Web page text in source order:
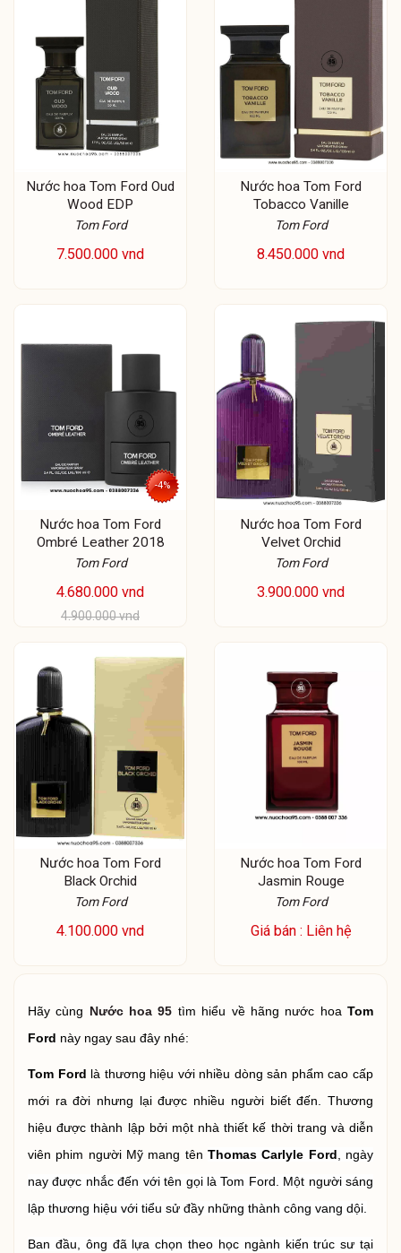
Nước hoa Tom Ford Oud
Wood EDP
Tom Ford
7.500.000 vnd
Nước hoa Tom Ford
Tobacco Vanille
Tom Ford
8.450.000 vnd
-4%
Nước hoa Tom Ford
Ombré Leather 2018
Tom Ford
4.680.000 vnd
4.900.000 vnd
Nước hoa Tom Ford
Velvet Orchid
Tom Ford
3.900.000 vnd
Nước hoa Tom Ford
Black Orchid
Tom Ford
4.100.000 vnd
Nước hoa Tom Ford
Jasmin Rouge
Tom Ford
Giá bán : Liên hệ
Hãy cùng Nước hoa 95 tìm hiểu về hãng nước hoaTom
Ford này ngay sau đây nhé:
Tom Ford là thương hiệu với nhiều dòng sản phẩm cao cấp
mới ra đời nhưng lại được nhiều người biết đến. Thương
hiệu được thành lập bởi một nhà thiết kế thời trang và diễn
viên phim người Mỹ mang tên Thomas Carlyle Ford , ngày
nay được nhắc đến với tên gọi là Tom Ford. Một người sáng
lập thương hiệu với tiểu sử đầy những thành công vang dội.
Ban đầu, ông đã lựa chọn theo học ngành kiến trúc sư tại